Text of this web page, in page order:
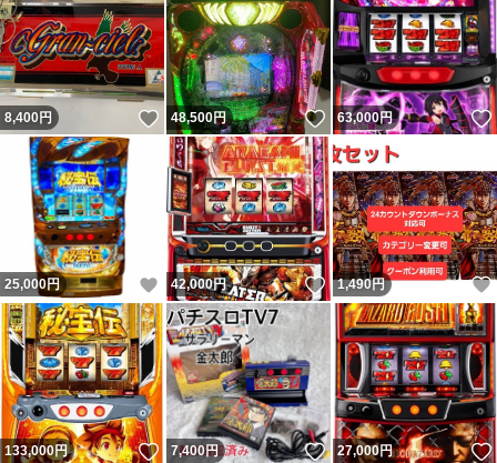
8,400円 いいね！
48,500円 いいね！
63,000円
25,000円 いいね！
42,000円 いいね！
1,490円
133,000円 いいね！
7,400円 いいね！
27,000円